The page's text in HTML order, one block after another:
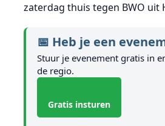
zaterdag thuis tegen BWO uit
📅 Heb je een
Stuur je evenement gratis in
de regio.
Gratis insturen